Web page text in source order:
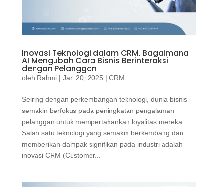
Inovasi Teknologi dalam CRM, Bagaimana
AI Mengubah Cara Bisnis Berinteraksi
dengan Pelanggan
oleh Rahmi| Jan 20, 2025 | CRM
Seiring dengan perkembangan teknologi, dunia bisnis
semakin berfokus pada peningkatan pengalaman
pelanggan untuk mempertahankan loyalitas mereka.
Salah satu teknologi yang semakin berkembang dan
memberikan dampak signifikan pada industri adalah
inovasi CRM (Customer...